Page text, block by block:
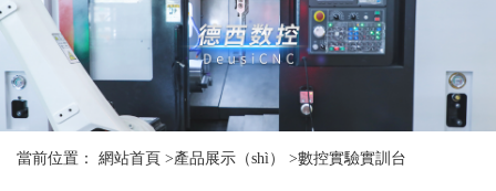
當前位置： 網站首頁 >產品展示（shì） >數控實驗實訓台